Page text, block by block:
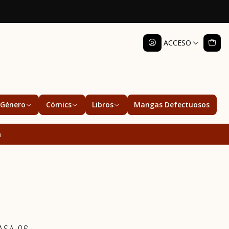
ACCESO
Género Cómics Libros Mangas Defectuosos